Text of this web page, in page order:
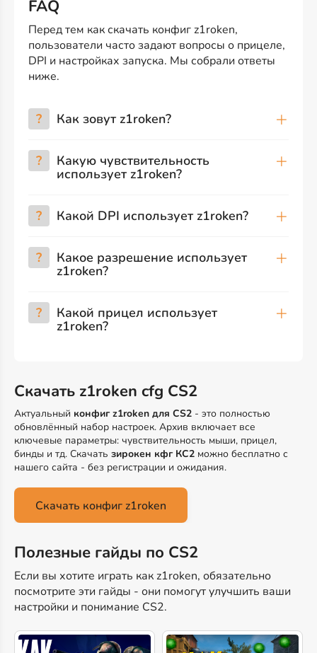
FAQ
Перед тем как скачать конфиг z1roken,
пользователи часто задают вопросы о прицеле,
DPI и настройках запуска. Мы собрали ответы
ниже.
? Как зовут z1roken?
? Какую чувствительность
использует z1roken?
? Какой DPI использует z1roken?
? Какое разрешение использует
z1roken?
? Какой прицел использует
z1roken?
Скачать z1roken cfg CS2
Актуальный конфиг z1roken для CS2 - это полностью
обновлённый набор настроек. Архив включает все
ключевые параметры: чувствительность мыши, прицел,
бинды и тд. Скачать зирокен кфг КС2 можно бесплатно с
нашего сайта - без регистрации и ожидания.
Скачать конфиг z1roken
Полезные гайды по CS2
Если вы хотите играть как z1roken, обязательно
посмотрите эти гайды - они помогут улучшить ваши
настройки и понимание CS2.